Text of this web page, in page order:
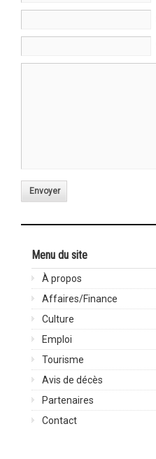
Envoyer
Menu du site
À propos
Affaires/Finance
Culture
Emploi
Tourisme
Avis de décès
Partenaires
Contact